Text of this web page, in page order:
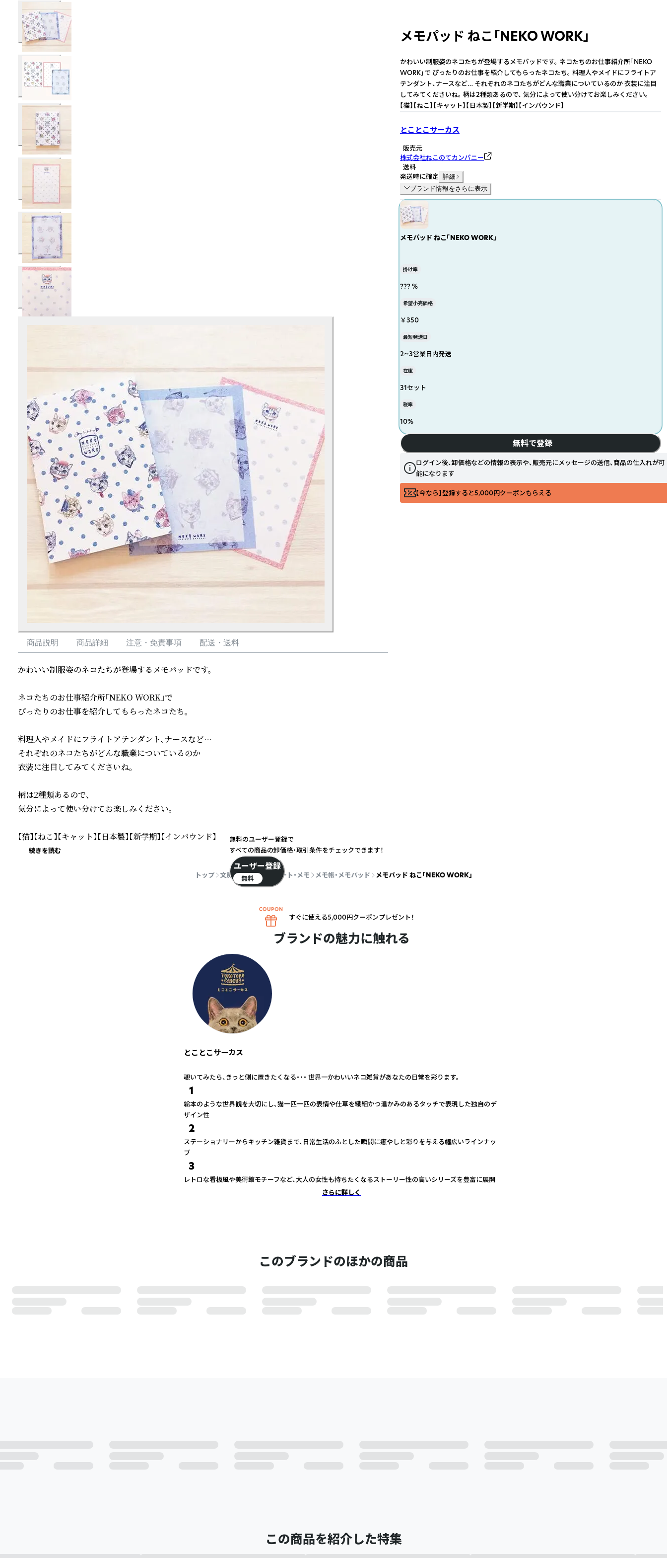
商品説明 商品詳細 注意・免責事項 配送・送料
かわいい制服姿のネコたちが登場するメモパッドです。
ネコたちのお仕事紹介所「NEKO WORK」で
ぴったりのお仕事を紹介してもらったネコたち。
料理人やメイドにフライトアテンダント、ナースなど…
それぞれのネコたちがどんな職業についているのか
衣装に注目してみてくださいね。
柄は2種類あるので、
気分によって使い分けてお楽しみください。
【猫】【ねこ】【キャット】【日本製】【新学期】【インバウンド】
続きを読む
メモパッド ねこ「NEKO WORK」
かわいい制服姿のネコたちが登場するメモパッドです。 ネコたちのお仕事紹介所「NEKO
WORK」で ぴったりのお仕事を紹介してもらったネコたち。 料理人やメイドにフライトア
テンダント、ナースなど… それぞれのネコたちがどんな職業についているのか 衣装に注目
してみてくださいね。 柄は2種類あるので、 気分によって使い分けてお楽しみください。
【猫】【ねこ】【キャット】【日本製】【新学期】【インバウンド】
とことこサーカス
販売元
株式会社ねこのてカンパニー
送料
発送時に確定 詳細
ブランド情報をさらに表示
メモパッド ねこ「NEKO WORK」
掛け率
??? %
希望小売価格
￥350
最短発送日
2~3営業日内発送
在庫
31セット
税率
10%
無料で登録
ログイン後、卸価格などの情報の表示や、販売元にメッセージの送信、商品の仕入れが可
能になります
【今なら】登録すると5,000円クーポンもらえる
トップ 文房具・事務用品 ノート・メモ メモ帳・メモパッド メモパッド ねこ「NEKO WORK」
ブランドの魅力に触れる
とことこサーカス
覗いてみたら、きっと側に置きたくなる・・・ 世界一かわいいネコ雑貨があなたの日常を彩ります。
1
絵本のような世界観を大切にし、猫一匹一匹の表情や仕草を繊細かつ温かみのあるタッチで表現した独自のデ
ザイン性
2
ステーショナリーからキッチン雑貨まで、日常生活のふとした瞬間に癒やしと彩りを与える幅広いラインナッ
プ
3
レトロな看板風や美術館モチーフなど、大人の女性も持ちたくなるストーリー性の高いシリーズを豊富に展開
さらに詳しく
このブランドのほかの商品
この商品を紹介した特集
無料のユーザー登録で
すべての商品の卸価格・取引条件をチェックできます！
ユーザー登録
無料
すぐに使える5,000円クーポンプレゼント！